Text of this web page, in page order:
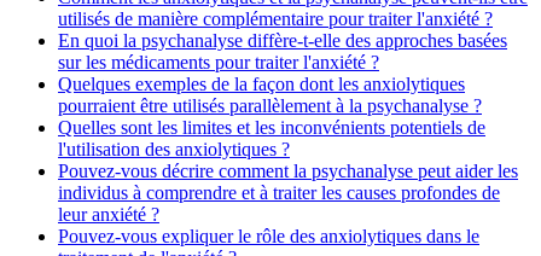
utilisés de manière complémentaire pour traiter l'anxiété ?
En quoi la psychanalyse diffère-t-elle des approches basées
sur les médicaments pour traiter l'anxiété ?
Quelques exemples de la façon dont les anxiolytiques
pourraient être utilisés parallèlement à la psychanalyse ?
Quelles sont les limites et les inconvénients potentiels de
l'utilisation des anxiolytiques ?
Pouvez-vous décrire comment la psychanalyse peut aider les
individus à comprendre et à traiter les causes profondes de
leur anxiété ?
Pouvez-vous expliquer le rôle des anxiolytiques dans le